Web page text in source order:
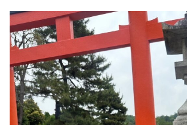
～人生密着トークバラエティ！～ やす
て真剣です
探偵！ナイトスクープ
news おかえり
河合＆A.B.C-Z塚田×福井アナ「なんで
（news おかえり）
DAIGOも台所 ～きょうの献立 何にする